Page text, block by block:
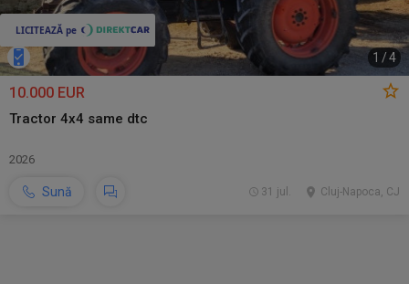
1 /4
10.000 EUR
Tractor 4x4 same dtc
2026
Sună Cluj-Napoca, CJ
31 jul.